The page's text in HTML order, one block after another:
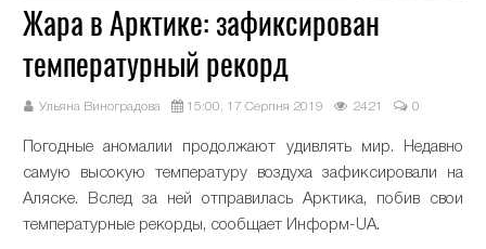
Жара в Арктике: зафиксирован
температурный рекорд
Ульяна Виноградова 15:00, 17 Серпня 2019 2421 0
Погодные аномалии продолжают удивлять мир. Недавно
самую высокую температуру воздуха зафиксировали на
Аляске. Вслед за ней отправилась Арктика, побив свои
температурные рекорды, сообщает Информ-UA.